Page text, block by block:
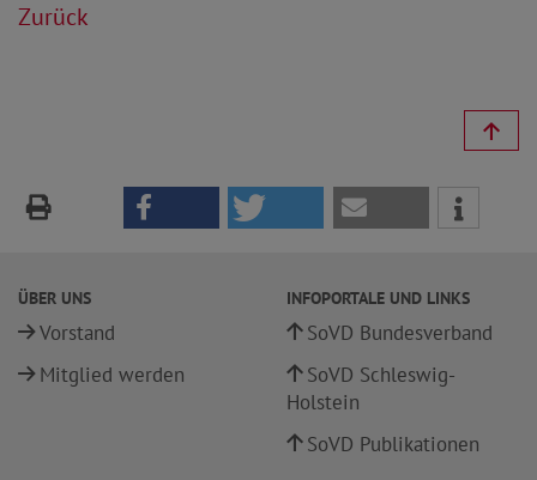
Zurück
ÜBER UNS
Vorstand
Mitglied werden
INFOPORTALE UND LINKS
SoVD Bundesverband
SoVD Schleswig-
Holstein
SoVD Publikationen